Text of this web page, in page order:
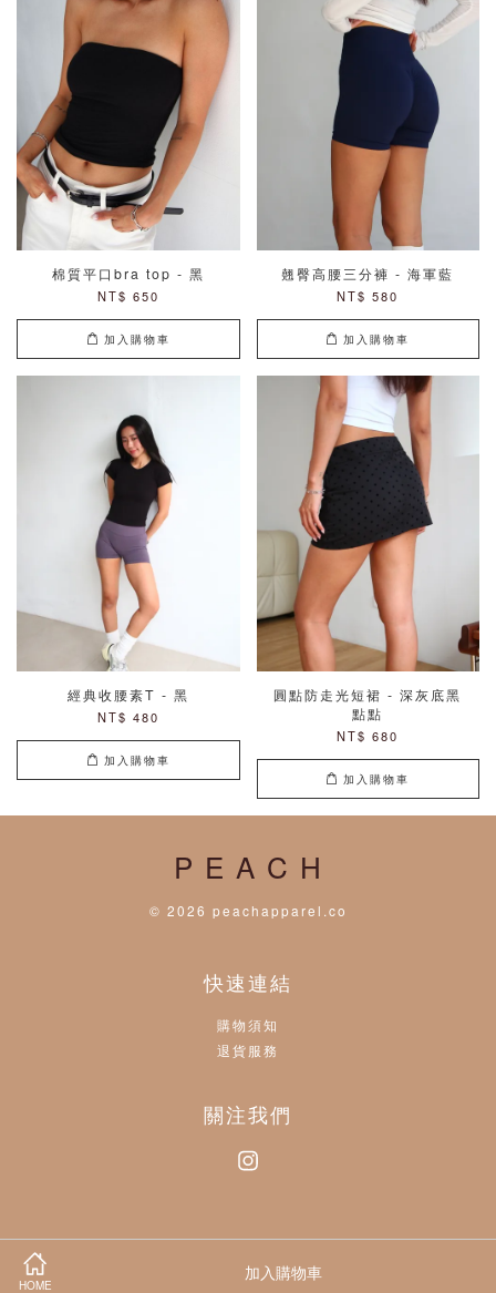
HOME
加入購物車
棉質平口bra top - 黑
NT$ 650
加入購物車
翹臀高腰三分褲 - 海軍藍
NT$ 580
加入購物車
經典收腰素T - 黑
NT$ 480
加入購物車
圓點防走光短裙 - 深灰底黑
點點
NT$ 680
加入購物車
P E A C H
© 2026 peachapparel.co
快速連結
購物須知
退貨服務
關注我們
Visa Master